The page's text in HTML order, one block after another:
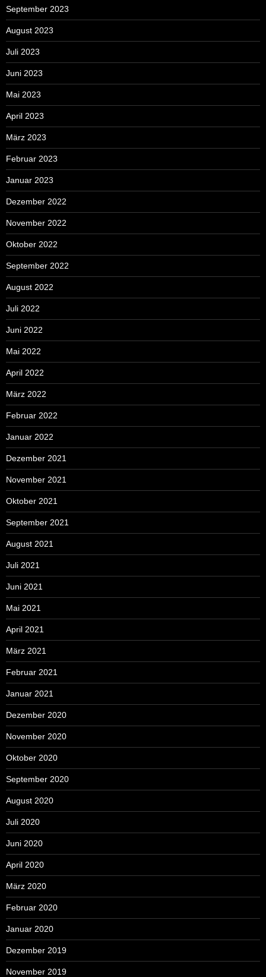
September 2023
August 2023
Juli 2023
Juni 2023
Mai 2023
April 2023
März 2023
Februar 2023
Januar 2023
Dezember 2022
November 2022
Oktober 2022
September 2022
August 2022
Juli 2022
Juni 2022
Mai 2022
April 2022
März 2022
Februar 2022
Januar 2022
Dezember 2021
November 2021
Oktober 2021
September 2021
August 2021
Juli 2021
Juni 2021
Mai 2021
April 2021
März 2021
Februar 2021
Januar 2021
Dezember 2020
November 2020
Oktober 2020
September 2020
August 2020
Juli 2020
Juni 2020
April 2020
März 2020
Februar 2020
Januar 2020
Dezember 2019
November 2019